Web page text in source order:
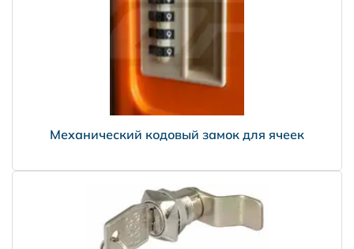
Москва и Московская область
5000 рублей в пределах МКАД
7000 рублей в пределах 30 км от МКАД
Регионы РФ
Механический кодовый замок для ячеек